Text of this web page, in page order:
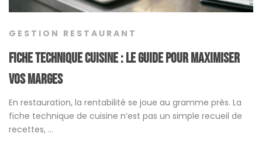
GESTION RESTAURANT
Fiche technique cuisine : le guide pour maximiser
vos marges
En restauration, la rentabilité se joue au gramme près. La
fiche technique de cuisine n’est pas un simple recueil de
recettes, …